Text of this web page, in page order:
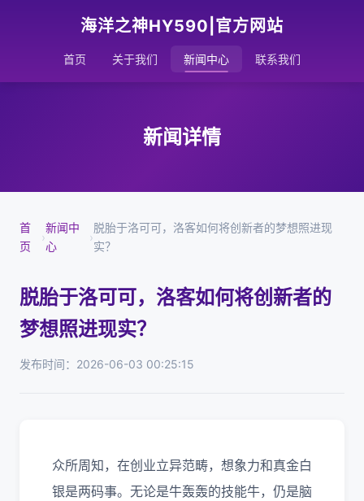
海洋之神HY590|官方网站
首页 关于我们 新闻中心 联系我们
新闻详情
首
页
›
新闻中
心
›
脱胎于洛可可，洛客如何将创新者的梦想照进现
实？
脱胎于洛可可，洛客如何将创新者的
梦想照进现实？
发布时间：2026-06-03 00:25:15
众所周知，在创业立异范畴，想象力和真金白
银是两码事。无论是牛轰轰的技能牛，仍是脑